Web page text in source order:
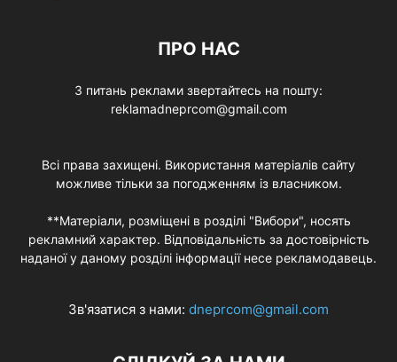
ПРО НАС
З питань реклами звертайтесь на пошту:
reklamadneprcom@gmail.com
Всі права захищені. Використання матеріалів сайту
можливе тільки за погодженням із власником.
**Матеріали, розміщені в розділі "Вибори", носять
рекламний характер. Відповідальність за достовірність
наданої у даному розділі інформації несе рекламодавець.
Зв'язатися з нами: dneprcom@gmail.com